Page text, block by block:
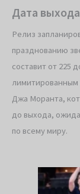
Дата
Релиз
празднованию
составит от 225
лимитированным
Джа Моранта,
до выхода,
по всему миру.